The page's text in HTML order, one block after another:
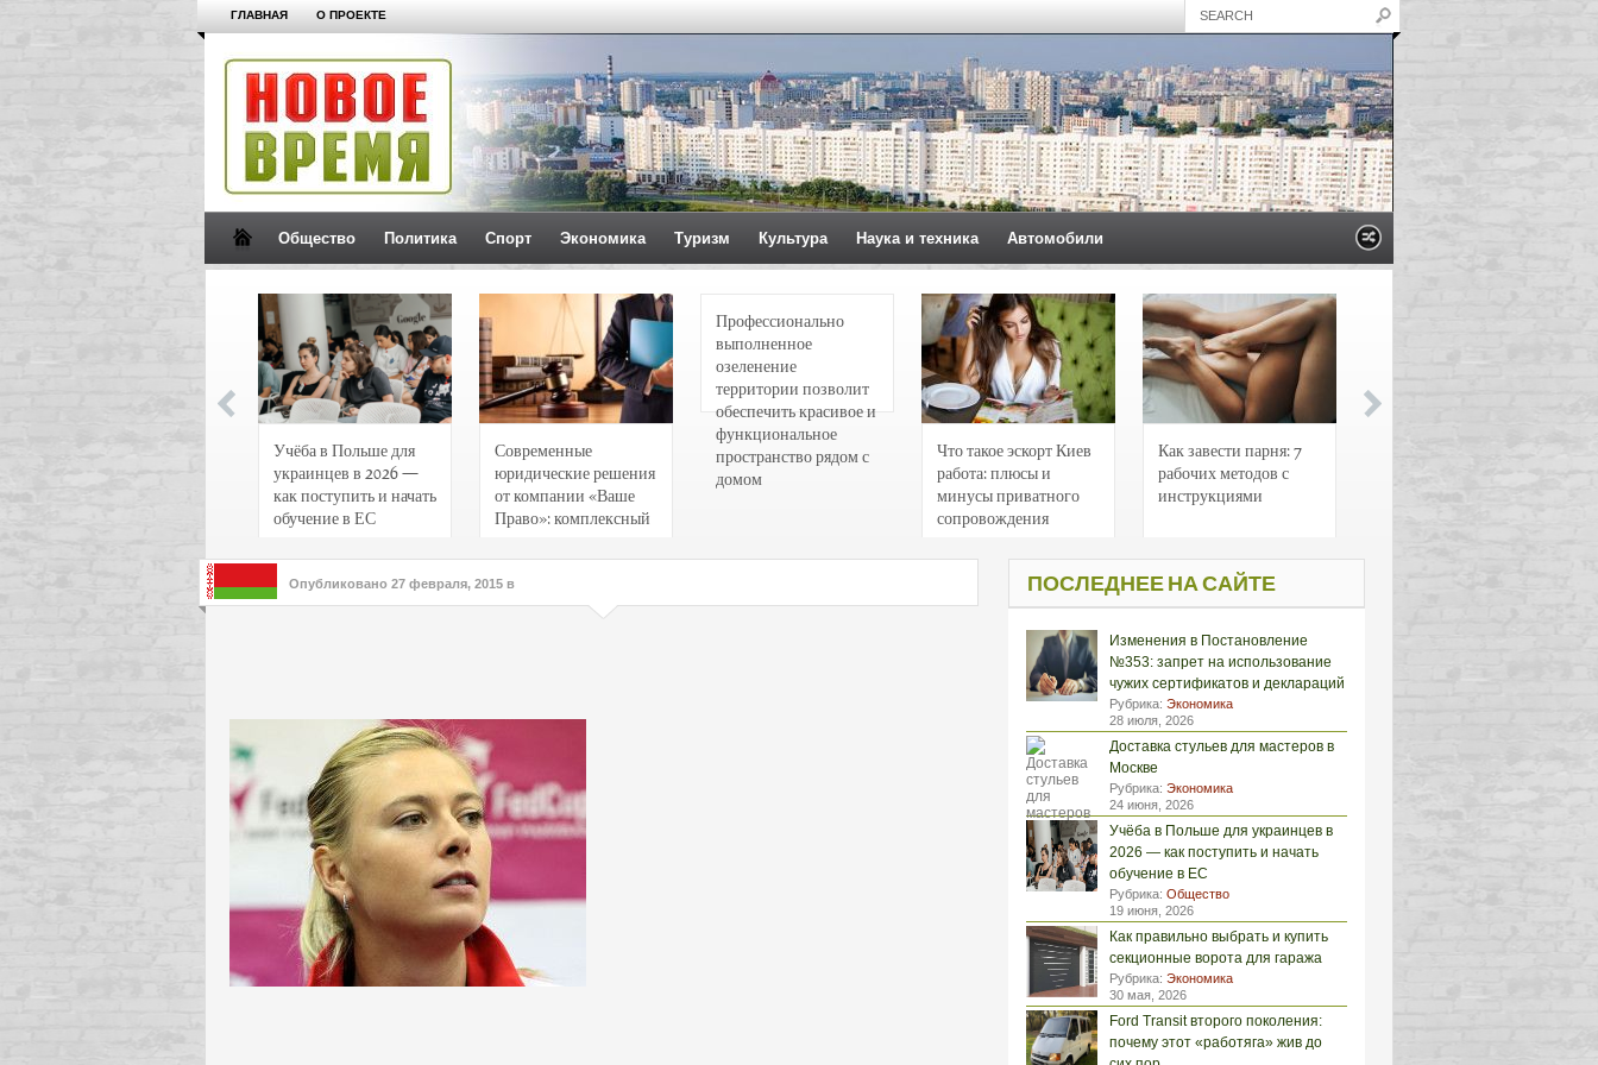
ГЛАВНАЯ О ПРОЕКТЕ
Общество Политика Спорт Экономика Туризм Культура Наука и техника Автомобили
Учёба в Польше для
украинцев в 2026 —
как поступить и начать
обучение в ЕС
Современные
юридические решения
от компании «Ваше
Право»: комплексный
интересов клиентов
Профессионально
выполненное
озеленение
территории позволит
обеспечить красивое и
функциональное
пространство рядом с
домом
Что такое эскорт Киев
работа: плюсы и
минусы приватного
сопровождения
Как завести парня: 7
рабочих методов с
инструкциями
Опубликовано 27 февраля, 2015 в ПОСЛЕДНЕЕ НА САЙТЕ
Изменения в Постановление
№353: запрет на использование
чужих сертификатов и деклараций
Рубрика: Экономика
28 июля, 2026
Доставка стульев для мастеров в
Москве
Рубрика: Экономика
24 июня, 2026
Учёба в Польше для украинцев в
2026 — как поступить и начать
обучение в ЕС
Рубрика: Общество
19 июня, 2026
Как правильно выбрать и купить
секционные ворота для гаража
Рубрика: Экономика
30 мая, 2026
Ford Transit второго поколения:
почему этот «работяга» жив до